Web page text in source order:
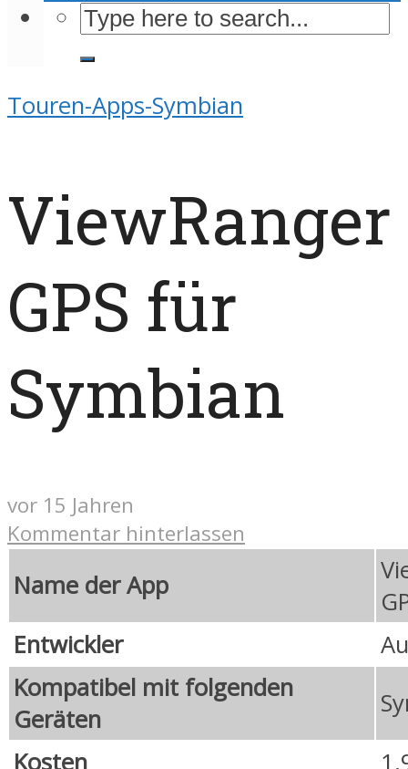
Touren-Apps-Symbian
ViewRanger
GPS für
Symbian
vor 15 Jahren
Kommentar hinterlassen
Name der App
Entwickler
Kompatibel mit folgenden
Geräten
Kosten